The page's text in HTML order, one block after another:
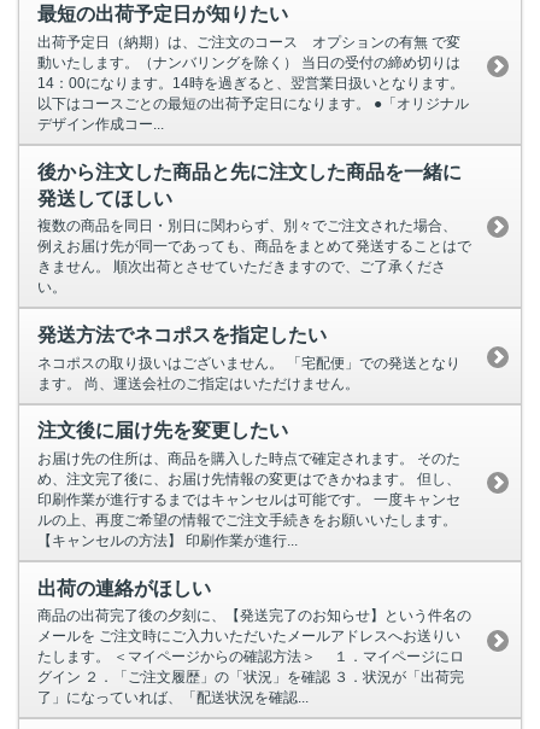
最短の出荷予定日が知りたい
出荷予定日（納期）は、ご注文のコース オプションの有無 で変
動いたします。（ナンバリングを除く） 当日の受付の締め切りは
14：00になります。14時を過ぎると、翌営業日扱いとなります。
以下はコースごとの最短の出荷予定日になります。 ●「オリジナル
デザイン作成コー...
後から注文した商品と先に注文した商品を一緒に
発送してほしい
複数の商品を同日・別日に関わらず、別々でご注文された場合、
例えお届け先が同一であっても、商品をまとめて発送することはで
きません。 順次出荷とさせていただきますので、ご了承くださ
い。
発送方法でネコポスを指定したい
ネコポスの取り扱いはございません。 「宅配便」での発送となり
ます。 尚、運送会社のご指定はいただけません。
注文後に届け先を変更したい
お届け先の住所は、商品を購入した時点で確定されます。 そのた
め、注文完了後に、お届け先情報の変更はできかねます。 但し、
印刷作業が進行するまではキャンセルは可能です。 一度キャンセ
ルの上、再度ご希望の情報でご注文手続きをお願いいたします。
【キャンセルの方法】 印刷作業が進行...
出荷の連絡がほしい
商品の出荷完了後の夕刻に、【発送完了のお知らせ】という件名の
メールを ご注文時にご入力いただいたメールアドレスへお送りい
たします。 ＜マイページからの確認方法＞ １．マイページにロ
グイン ２．「ご注文履歴」の「状況」を確認 ３．状況が「出荷完
了」になっていれば、「配送状況を確認...